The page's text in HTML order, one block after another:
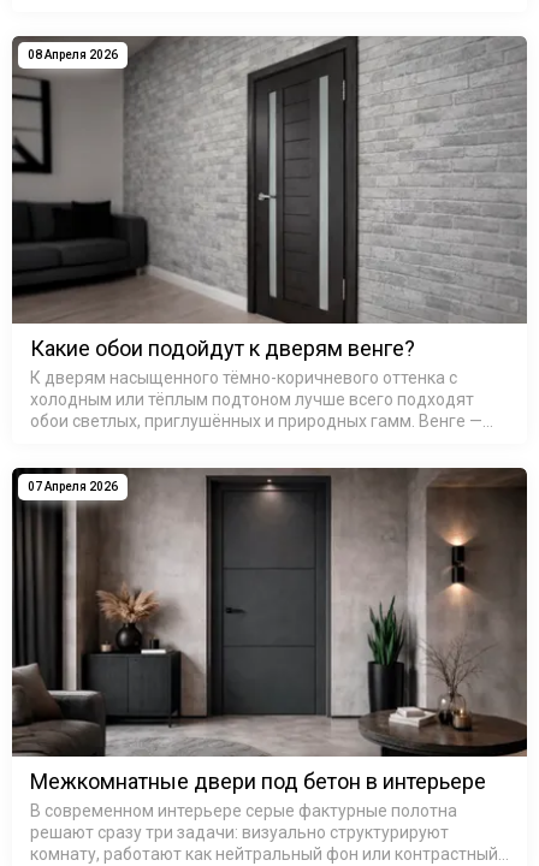
тёплого с холодным без…
08 Апреля 2026
Какие обои подойдут к дверям венге?
К дверям насыщенного тёмно-коричневого оттенка с
холодным или тёплым подтоном лучше всего подходят
обои светлых, приглушённых и природных гамм. Венге —
чёрного с шоколадны…
07 Апреля 2026
Межкомнатные двери под бетон в интерьере
В современном интерьере серые фактурные полотна
решают сразу три задачи: визуально структурируют
комнату, работают как нейтральный фон или контрастный